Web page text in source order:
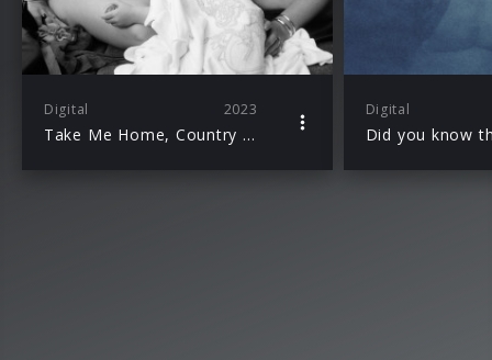
Digital 2023
Take Me Home, Country Roads
Digital